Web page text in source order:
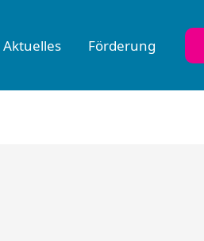
Aktuelles Förderung